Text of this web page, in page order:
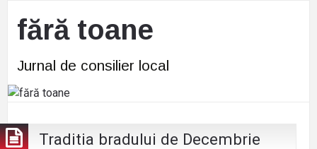
fără toane
Jurnal de consilier local
Traditia bradului de Decembrie